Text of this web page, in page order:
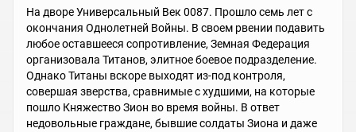
На дворе Универсальный Век 0087. Прошло семь лет с
окончания Однолетней Войны. В своем рвении подавить
любое оставшееся сопротивление, Земная Федерация
организовала Титанов, элитное боевое подразделение.
Однако Титаны вскоре выходят из-под контроля,
совершая зверства, сравнимые с худшими, на которые
пошло Княжество Зион во время войны. В ответ
недовольные граждане, бывшие солдаты Зиона и даже